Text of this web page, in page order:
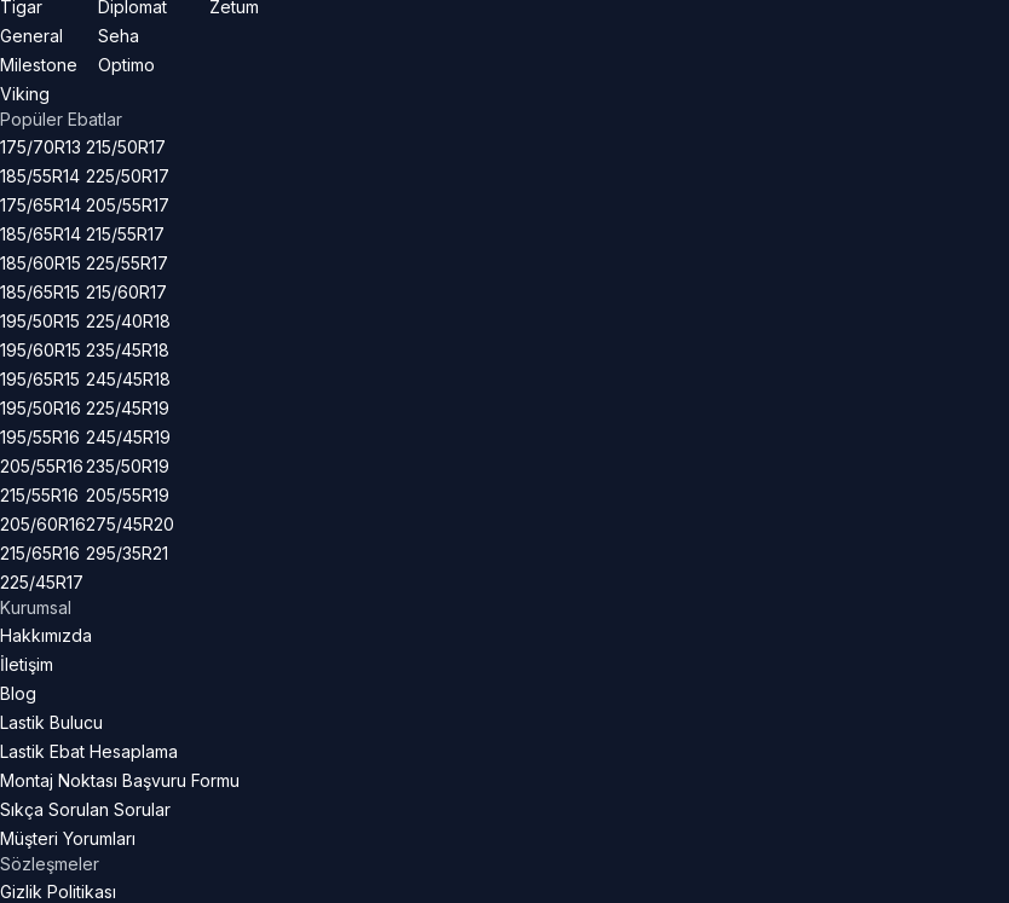
Tigar
General
Milestone
Viking
Diplomat
Seha
Optimo
Zetum
Popüler Ebatlar
175/70R13
185/55R14
175/65R14
185/65R14
185/60R15
185/65R15
195/50R15
195/60R15
195/65R15
195/50R16
195/55R16
205/55R16
215/55R16
205/60R16
215/65R16
225/45R17
215/50R17
225/50R17
205/55R17
215/55R17
225/55R17
215/60R17
225/40R18
235/45R18
245/45R18
225/45R19
245/45R19
235/50R19
205/55R19
275/45R20
295/35R21
Kurumsal
Hakkımızda
İletişim
Blog
Lastik Bulucu
Lastik Ebat Hesaplama
Montaj Noktası Başvuru Formu
Sıkça Sorulan Sorular
Müşteri Yorumları
Sözleşmeler
Gizlik Politikası